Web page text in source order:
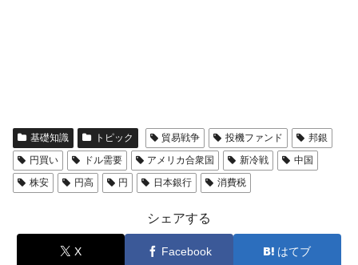
基礎知識 トピック 貿易戦争 投機ファンド
邦銀
円買い
ドル需要 アメリカ合衆国 新冷戦
中国
株安
円高 円 日本銀行 消費税
シェアする
X Facebook はてブ